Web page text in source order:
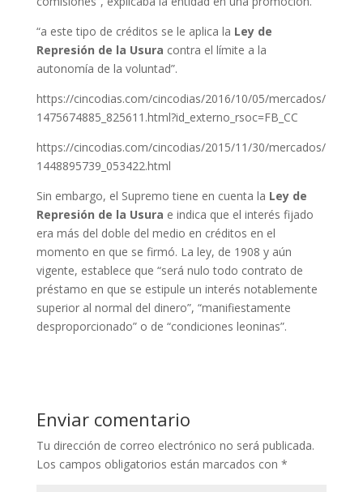
“a este tipo de créditos se le aplica la Ley de
Represión de la Usura contra el límite a la
autonomía de la voluntad”.
https://cincodias.com/cincodias/2016/10/05/mercados/
1475674885_825611.html?id_externo_rsoc=FB_CC
https://cincodias.com/cincodias/2015/11/30/mercados/
1448895739_053422.html
Sin embargo, el Supremo tiene en cuenta la Ley de
Represión de la Usura e indica que el interés fijado
era más del doble del medio en créditos en el
momento en que se firmó. La ley, de 1908 y aún
vigente, establece que “será nulo todo contrato de
préstamo en que se estipule un interés notablemente
superior al normal del dinero”, “manifiestamente
desproporcionado” o de “condiciones leoninas”.
Enviar comentario
Tu dirección de correo electrónico no será publicada.
Los campos obligatorios están marcados con *